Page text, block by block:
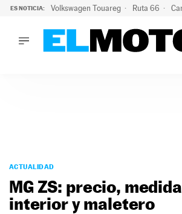
ES NOTICIA: Volkswagen Touareg Ruta 66
PODCAST
MOTOS
TECNOLOGÍA
ACTUALIDAD
MG ZS: precio,
interior y maletero